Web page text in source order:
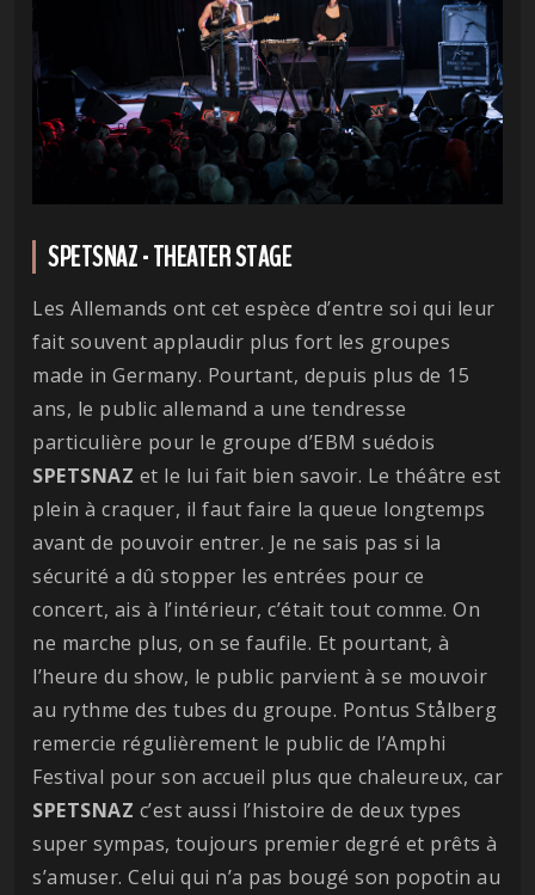
SPETSNAZ - THEATER STAGE
Les Allemands ont cet espèce d’entre soi qui leur
fait souvent applaudir plus fort les groupes
made in Germany. Pourtant, depuis plus de 15
ans, le public allemand a une tendresse
particulière pour le groupe d’EBM suédois
SPETSNAZ et le lui fait bien savoir. Le théâtre est
plein à craquer, il faut faire la queue longtemps
avant de pouvoir entrer. Je ne sais pas si la
sécurité a dû stopper les entrées pour ce
concert, ais à l’intérieur, c’était tout comme. On
ne marche plus, on se faufile. Et pourtant, à
l’heure du show, le public parvient à se mouvoir
au rythme des tubes du groupe. Pontus Stålberg
remercie régulièrement le public de l’Amphi
Festival pour son accueil plus que chaleureux, car
SPETSNAZ c’est aussi l’histoire de deux types
super sympas, toujours premier degré et prêts à
s’amuser. Celui qui n’a pas bougé son popotin au